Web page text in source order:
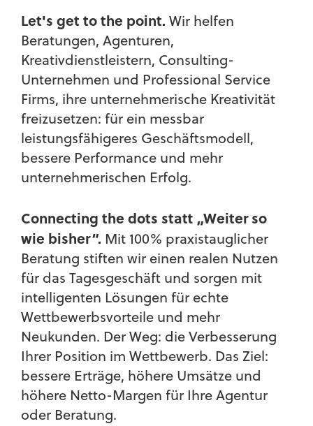
Let's get to the point. Wir helfen
Beratungen, Agenturen,
Kreativdienstleistern, Consulting-
Unternehmen und Professional Service
Firms, ihre unternehmerische Kreativität
freizusetzen: für ein messbar
leistungsfähigeres Geschäftsmodell,
bessere Performance und mehr
unternehmerischen Erfolg.
Connecting the dots statt „Weiter so
wie bisher“. Mit 100% praxistauglicher
Beratung stiften wir einen realen Nutzen
für das Tagesgeschäft und sorgen mit
intelligenten Lösungen für echte
Wettbewerbsvorteile und mehr
Neukunden. Der Weg: die Verbesserung
Ihrer Position im Wettbewerb. Das Ziel:
bessere Erträge, höhere Umsätze und
höhere Netto-Margen für Ihre Agentur
oder Beratung.